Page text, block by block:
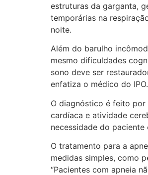
estruturas da garganta,
temporárias na
noite.
Além do barulho
mesmo dificuldades
sono deve ser
enfatiza o médico do IPO.
O diagnóstico é feito por
cardíaca e atividade
necessidade do paciente
O tratamento para a
medidas simples, como
“Pacientes com apneia